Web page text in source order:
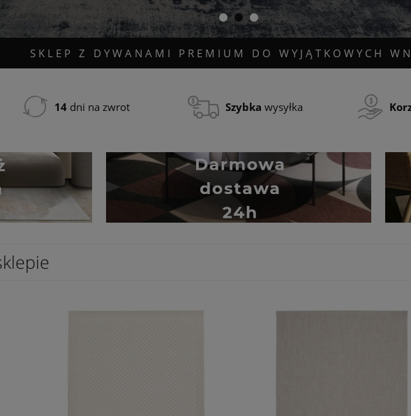
SKLEP Z DYWANAMI PREMIUM DO WYJĄTKOWYCH
14 dni na zwrot Szybka wysyłka